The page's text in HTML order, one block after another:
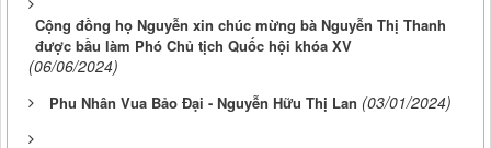
Cộng đồng họ Nguyễn xin chúc mừng bà Nguyễn Thị Thanh
được bầu làm Phó Chủ tịch Quốc hội khóa XV
(06/06/2024)
Phu Nhân Vua Bảo Đại - Nguyễn Hữu Thị Lan (03/01/2024)